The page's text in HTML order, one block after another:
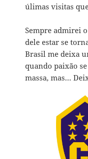
úlimas visitas
Sempre admirei
dele estar se
Brasil me deixa
quando paixão
massa, mas…